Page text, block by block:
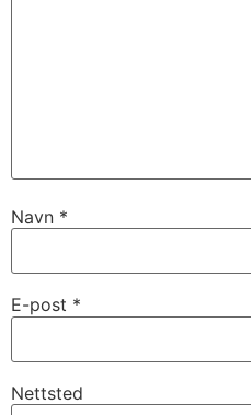
Navn *
E-post *
Nettsted